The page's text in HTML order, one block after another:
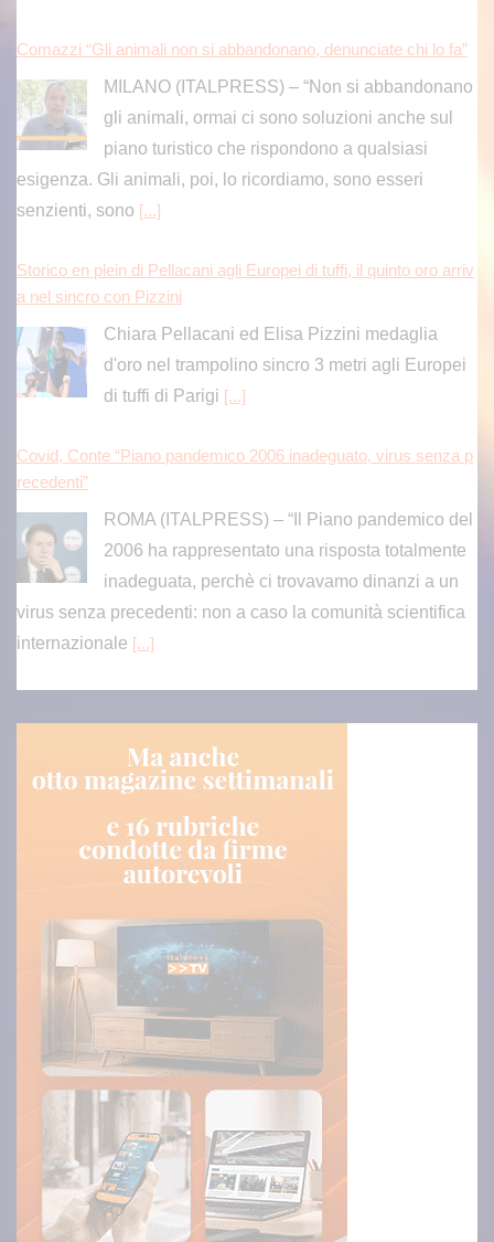
Comazzi “Gli animali non si abbandonano, denunciate chi lo fa”
MILANO (ITALPRESS) – “Non si abbandonano
gli animali, ormai ci sono soluzioni anche sul
piano turistico che rispondono a qualsiasi
esigenza. Gli animali, poi, lo ricordiamo, sono esseri
senzienti, sono [...]
Storico en plein di Pellacani agli Europei di tuffi, il quinto oro arriv
a nel sincro con Pizzini
Chiara Pellacani ed Elisa Pizzini medaglia
d'oro nel trampolino sincro 3 metri agli Europei
di tuffi di Parigi [...]
Covid, Conte “Piano pandemico 2006 inadeguato, virus senza p
recedenti”
ROMA (ITALPRESS) – “Il Piano pandemico del
2006 ha rappresentato una risposta totalmente
inadeguata, perchè ci trovavamo dinanzi a un
virus senza precedenti: non a caso la comunità scientifica
internazionale [...]